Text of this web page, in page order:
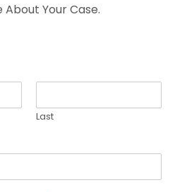
About Your Case.
Last